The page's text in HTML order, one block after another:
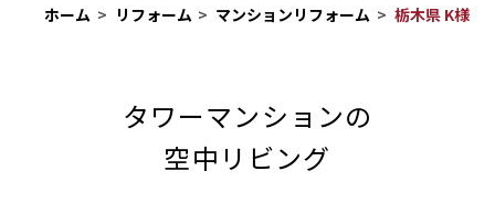
ホーム リフォーム マンションリフォーム 栃木県 K様
タワーマンションの
空中リビング